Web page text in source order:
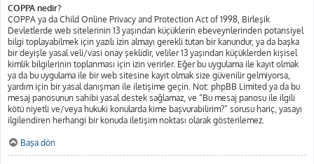
COPPA nedir?
COPPA ya da Child Online Privacy and Protection Act of 1998, Birleşik
Devletlerde web sitelerinin 13 yaşından küçüklerin ebeveynlerinden potansiyel
bilgi toplayabilmek için yazılı izin almayı gerekli tutan bir kanundur, ya da başka
bir deyişle yasal veli/vasi onay şeklidir, veliler 13 yaşından küçüklerden kişisel
kimlik bilgilerinin toplanması için izin verirler. Eğer bu uygulama ile kayıt olmak
ya da bu uygulama ile bir web sitesine kayıt olmak size güvenilir gelmiyorsa,
yardım için bir yasal danışman ile iletişime geçin. Not: phpBB Limited ya da bu
mesaj panosunun sahibi yasal destek sağlamaz, ve “Bu mesaj panosu ile ilgili
kötü niyetli ve/veya hukuki konularda kime başvurabilirim?” sorusu hariç, yasayı
ilgilendiren herhangi bir konuda iletişim noktası olarak gösterilemez.
Başa dön